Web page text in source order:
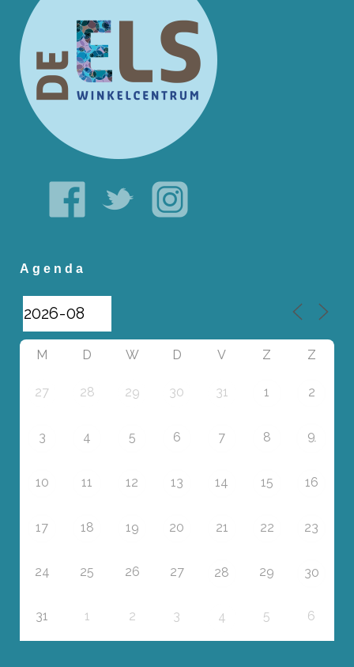
Agenda
M D W D V Z Z
27 28 29 30 31 1 2
3 4 5 6 7 8 9
10 11 12 13 14 15 16
17 18 19 20 21 22 23
24 25 26 27 28 29 30
31 1 2 3 4 5 6